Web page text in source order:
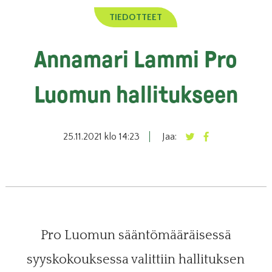
TIEDOTTEET
Annamari Lammi Pro
Luomun hallitukseen
25.11.2021 klo 14:23 Jaa:
Pro Luomun sääntömääräisessä
syyskokouksessa valittiin hallituksen